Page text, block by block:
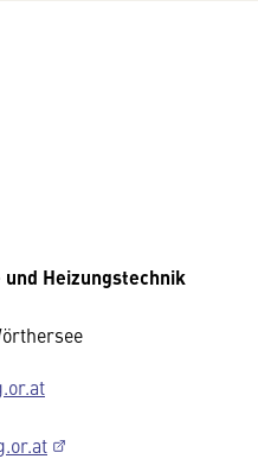
Heizungstechnik